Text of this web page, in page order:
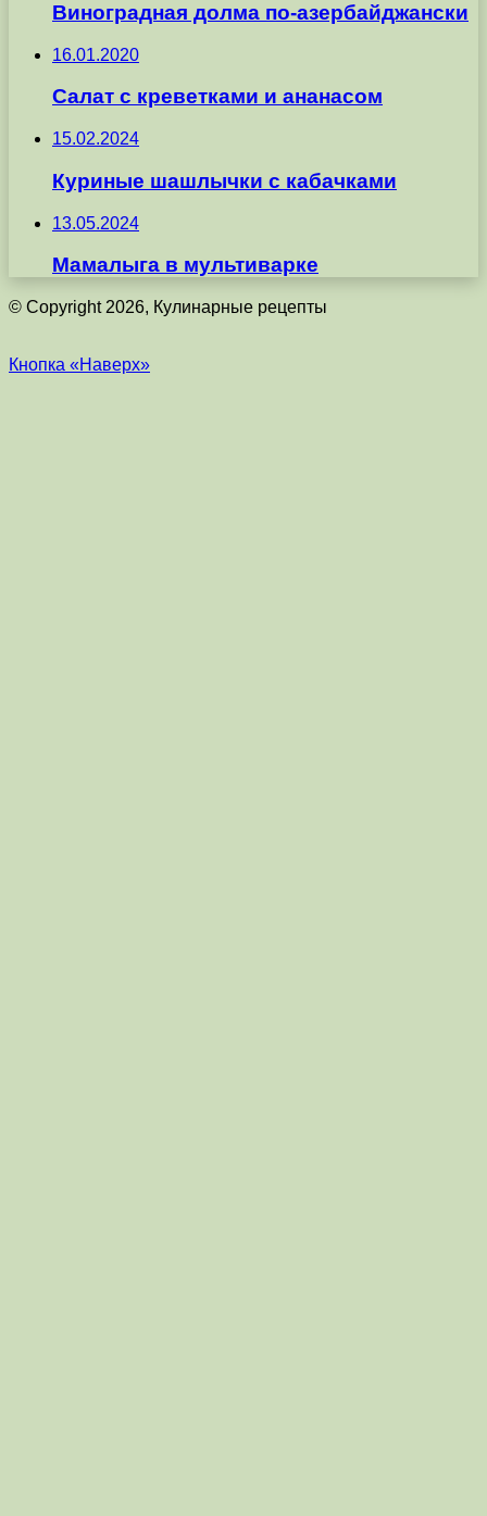
Виноградная долма по-азербайджански
16.01.2020
Салат с креветками и ананасом
15.02.2024
Куриные шашлычки с кабачками
13.05.2024
Мамалыга в мультиварке
© Copyright 2026, Кулинарные рецепты
Кнопка «Наверх»